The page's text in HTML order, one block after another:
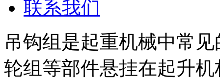
联系我们
吊钩组是起重机械中常
轮组等部件悬挂在起升